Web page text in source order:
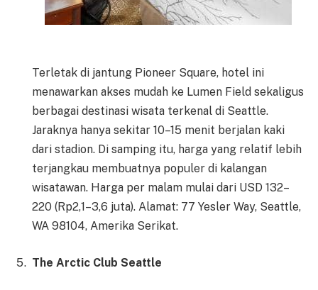
Terletak di jantung Pioneer Square, hotel ini
menawarkan akses mudah ke Lumen Field sekaligus
berbagai destinasi wisata terkenal di Seattle.
Jaraknya hanya sekitar 10–15 menit berjalan kaki
dari stadion. Di samping itu, harga yang relatif lebih
terjangkau membuatnya populer di kalangan
wisatawan. Harga per malam mulai dari USD 132–
220 (Rp2,1–3,6 juta). Alamat: 77 Yesler Way, Seattle,
WA 98104, Amerika Serikat.
The Arctic Club Seattle